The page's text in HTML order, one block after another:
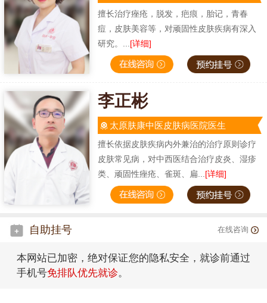
擅长治疗痤疮，脱发，疤痕，胎记，青春
痘，皮肤美容等，对顽固性皮肤疾病有深入
研究。... [详细]
李正彬
太原肤康中医皮肤病医院医生
擅长依据皮肤疾病内外兼治的治疗原则诊疗
皮肤常见病，对中西医结合治疗皮炎、湿疹
类、顽固性痤疮、雀斑、扁...[详细]
自助挂号 在线咨询
本网站已加密，绝对保证您的隐私安全，就诊前通过
手机号免排队优先就诊。